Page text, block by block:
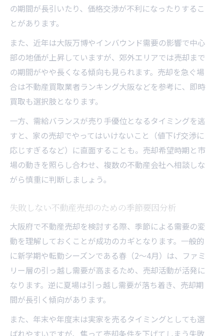
不動産売却で押さえたい相続税制と売却タ
イミング
相続物件の売却を有利に進める季節の特徴
とは
不動産売却の税制優遇を活用する相続物件
の時期
実家売却時に損をしない税金対策と売却時
期
大阪府の土地や家の売却タイミング最新トレン
ド
不動産売却の最新トレンドと大阪府の動き
家や土地の売却タイミングを見極める市場
大阪府で注目される不動産売却のシーズン
傾向
土地売却相場から見る今取引が活発な時期
不動産売却を成功させるための最近の傾向
やってはいけない不動産売却時の注意点まとめ
不動産売却で絶対に避けたい失敗事例と対
策
家の売却でやってはいけないことの実例紹
の期間が長引いたり、価格交渉が不利になったりするこ
とがあります。
また、近年は大阪万博やインバウンド需要の影響で中心
部の地価が上昇していますが、郊外エリアでは売却まで
の期間がやや長くなる傾向も見られます。売却を急ぐ場
合は不動産買取業者ランキング大阪などを参考に、即時
買取も選択肢となります。
一方、需給バランスが売り手優位となるタイミングを逃
すと、家の売却でやってはいけないこと（値下げ交渉に
応じすぎるなど）に直面することも。売却希望時期と市
場の動きを照らし合わせ、複数の不動産会社へ相談しな
がら慎重に判断しましょう。
失敗しない不動産売却のための季節要因分析
大阪府で不動産売却を検討する際、季節による需要の変
動を理解しておくことが成功のカギとなります。一般的
に新学期や転勤シーズンである春（2～4月）は、ファミ
リー層の引っ越し需要が高まるため、売却活動が活発に
なります。逆に夏場は引っ越し需要が落ち着き、売却期
間が長引く傾向があります。
また、年末や年度末は実家を売るタイミングとしても選
ばれやすいですが、焦って売却条件を下げてしまう失敗